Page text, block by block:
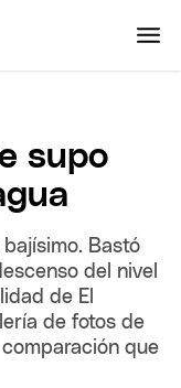
supo
Bastó
del nivel
de El
de fotos de
que